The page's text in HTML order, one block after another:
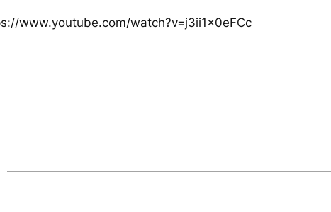
www.youtube.com/watch?v=j3ii1x0eFCc